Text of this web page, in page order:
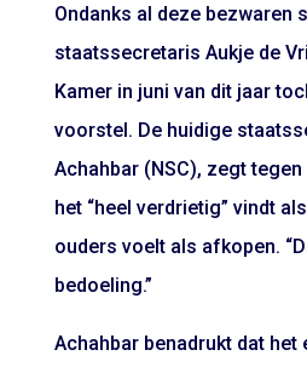
Ondanks al deze bezwaren
staatssecretaris Aukje de
Kamer in juni van dit jaar
voorstel. De huidige
Achahbar (NSC), zegt
het “heel verdrietig” vindt
ouders voelt als afkopen.
bedoeling.”
Achahbar benadrukt dat het